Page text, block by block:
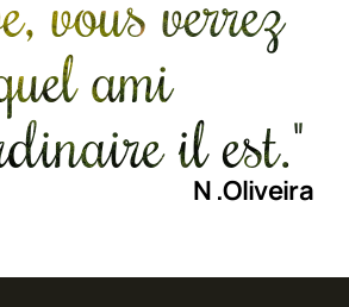
ami
il est."
N .Oliveira